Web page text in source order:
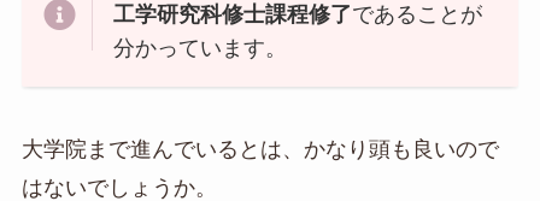
工学研究科修士課程修了であることが
分かっています。
大学院まで進んでいるとは、かなり頭も良いので
はないでしょうか。